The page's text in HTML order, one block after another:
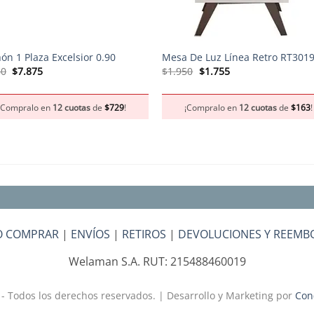
1 Plaza Excelsior 0.90
El
$8.750.
$7.875El
$7.875.
en 12 cuotasde $729!
Mesa De Luz Línea Retro RT3019
$1.950 El
$1.950.
$1.755El
$1.755.
¡Compralo en 12 cuotasde$163!
COMPRAR | ENVÍOS | RETIROS | DEVOLUCIONES Y
Welaman S.A. RUT: 215488460019
Todos los derechos reservados. | Desarrollo y Marketing por